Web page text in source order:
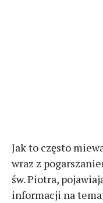
Jak to często
wraz z
św. Piotra,
informacji na